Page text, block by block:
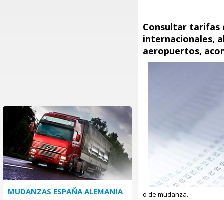
MUDANZAS ESPAÑA ALEMANIA
Consultar tarifas
internacionales,
aeropuertos,
o de mudanza.